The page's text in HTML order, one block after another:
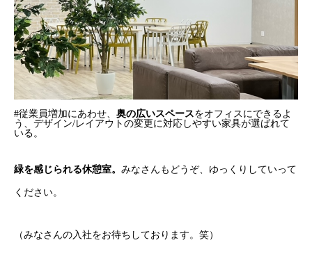
#従業員増加にあわせ、 奥の広いスペースをオフィスにできるよ
う、デザイン/レイアウトの変更に対応しやすい家具が選ばれて
いる。
緑を感じられる休憩室。 みなさんもどうぞ、ゆっくりしていって
ください。
（みなさんの入社をお待ちしております。笑）